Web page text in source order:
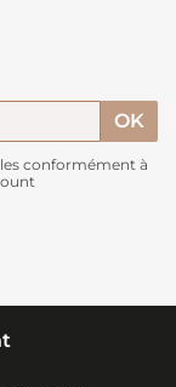
conformément à